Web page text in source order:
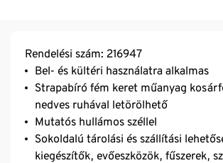
Rendelési szám: 216947
Bel- és kültéri használatra alkalmas
Strapabíró fém keret műanyag
nedves ruhával letörölhető
Mutatós hullámos széllel
Sokoldalú tárolási és szállítási
kiegészítők, evőeszközök, fűszerek,